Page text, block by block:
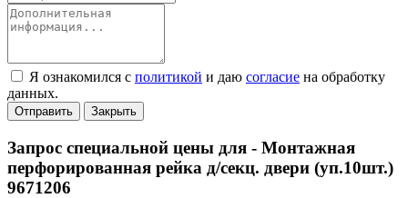
Я ознакомился с политикой и даю согласие на обработку
данных.
Отправить Закрыть
Запрос специальной цены для - Монтажная
перфорированная рейка д/секц. двери (уп.10шт.)
9671206